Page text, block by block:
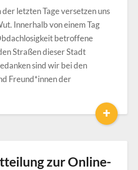
letzten Tage versetzen uns
Innerhalb von einem Tag
betroffene
Straßen dieser Stadt
sind wir bei den
Freund*innen der
+
zur Online-